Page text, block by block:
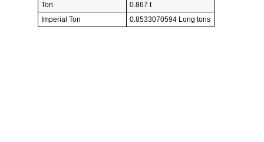
Ton
0.867 t
Imperial Ton
0.8533070594 Long tons